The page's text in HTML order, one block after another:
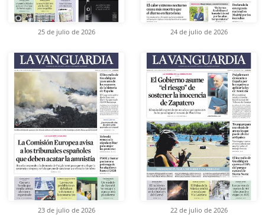
25 de julio de 2026 24 de julio de 2026
23 de julio de 2026 22 de julio de 2026